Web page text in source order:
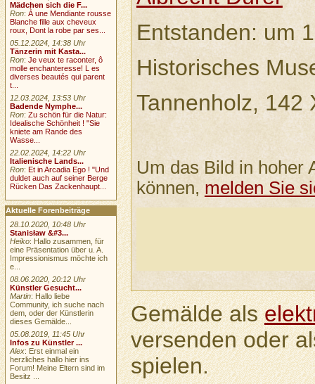
Entstanden: um
Historisches
Tannenholz, 142
Um das Bild in hoher
können, melden Sie
Gemälde als
versenden oder
spielen.
Mädchen sich die F...
Ron:À une Mendiante rousse
Blanche fille aux cheveux
roux, Dont la robe par ses...
05.12.2024, 14:38 Uhr
Tänzerin mit Kasta...
Ron:Je veux te raconter, ô
molle enchanteresse! L es
diverses beautés qui parent
t...
12.03.2024, 13:53 Uhr
Badende Nymphe...
Ron:Zu schön für die Natur:
Idealische Schönheit ! "Sie
kniete am Rande des
Wasse...
22.02.2024, 14:22 Uhr
Italienische Lands...
Ron:Et in Arcadia Ego ! "Und
duldet auch auf seiner Berge
Rücken Das Zackenhaupt...
Aktuelle Forenbeiträge
28.10.2020, 10:48 Uhr
Stanisław &#3...
Heiko: Hallo zusammen, für
eine Präsentation über u. A.
Impressionismus möchte ich
e...
08.06.2020, 20:12 Uhr
Künstler Gesucht...
Martin: Hallo liebe
Community, ich suche nach
dem, oder der Künstlerin
dieses Gemälde...
05.08.2019, 11:45 Uhr
Infos zu Künstler ...
Alex: Erst einmal ein
herzliches hallo hier ins
Forum! Meine Eltern sind im
Besitz ...